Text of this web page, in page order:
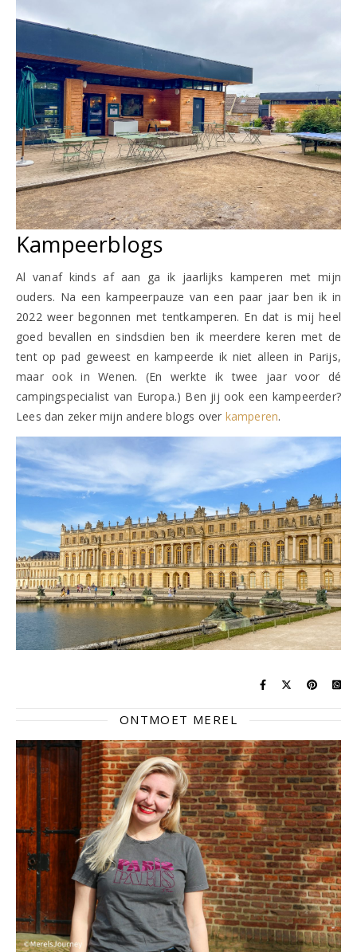
Kampeerblogs
Al vanaf kinds af aan ga ik jaarlijks kamperen met mijn
ouders. Na een kampeerpauze van een paar jaar ben ik in
2022 weer begonnen met tentkamperen. En dat is mij heel
goed bevallen en sindsdien ben ik meerdere keren met de
tent op pad geweest en kampeerde ik niet alleen in Parijs,
maar ook in Wenen. (En werkte ik twee jaar voor dé
campingspecialist van Europa.) Ben jij ook een kampeerder?
Lees dan zeker mijn andere blogs over kamperen.
ONTMOET MEREL